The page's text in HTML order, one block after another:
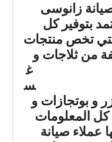
زانوسى
بتوفير كل
تخص منتجات
من ثلاجات و
غ
س
و بوتجازات و
المعلومات
عملاء صيانة